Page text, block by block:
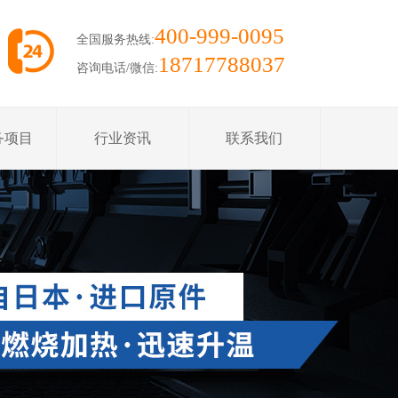
全国服务热线:400-999-0095
咨询电话/微信: 18717788037
目 行业资讯 联系我们